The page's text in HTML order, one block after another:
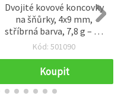
Dvojité kovové koncovky
na šňůrky, 4x9 mm,
stříbrná barva, 7,8 g – 50
ks
Kód: 501090
Koupit